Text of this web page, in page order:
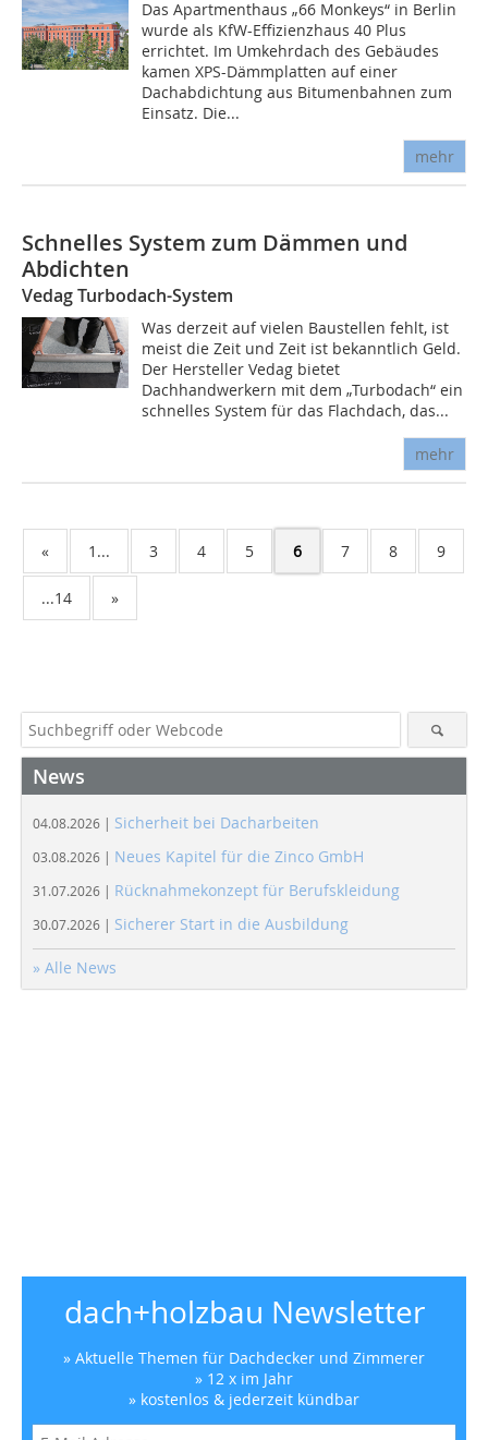
Das Apartmenthaus „66 Monkeys“ in Berlin
wurde als KfW-Effizienzhaus 40 Plus
errichtet. Im Umkehrdach des Gebäudes
kamen XPS-Dämmplatten auf einer
Dachabdichtung aus Bitumenbahnen zum
Einsatz. Die...
mehr
Schnelles System zum Dämmen und
Abdichten
Vedag Turbodach-System
Was derzeit auf vielen Baustellen fehlt, ist
meist die Zeit und Zeit ist bekanntlich Geld.
Der Hersteller Vedag bietet
Dachhandwerkern mit dem „Turbodach“ ein
schnelles System für das Flachdach, das...
mehr
« 1... 3 4 5 6 7 8 9
...14 »
News
04.08.2026 | Sicherheit bei Dacharbeiten
03.08.2026 | Neues Kapitel für die Zinco GmbH
31.07.2026 | Rücknahmekonzept für Berufskleidung
30.07.2026 | Sicherer Start in die Ausbildung
» Alle News
dach+holzbau Newsletter
» Aktuelle Themen für Dachdecker und Zimmerer
» 12 x im Jahr
» kostenlos & jederzeit kündbar